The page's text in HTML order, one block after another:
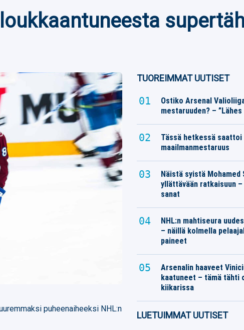
puheenaiheeksi NHL:n
TUOREIMMAT UUTISET
Ostiko Arsenal
mestaruuden? –
Tässä hetkessä
maailmanmestaruus
Näistä syistä Mohamed
yllättävään ratkaisuun
sanat
NHL:n mahtiseura
– näillä kolmella
paineet
Arsenalin haaveet
kaatuneet – tämä tähti
kiikarissa
LUETUIMMAT UUTISET